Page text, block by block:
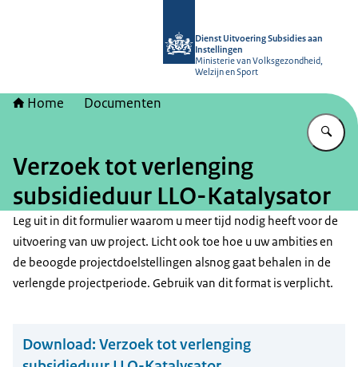
Dienst Uitvoering Subsidies aan
Instellingen
Ministerie van Volksgezondheid,
Welzijn en Sport
Home Documenten
Verzoek tot verlenging
subsidieduur LLO-Katalysator
Leg uit in dit formulier waarom u meer tijd nodig heeft voor de
uitvoering van uw project. Licht ook toe hoe u uw ambities en
de beoogde projectdoelstellingen alsnog gaat behalen in de
verlengde projectperiode. Gebruik van dit format is verplicht.
Download: Verzoek tot verlenging